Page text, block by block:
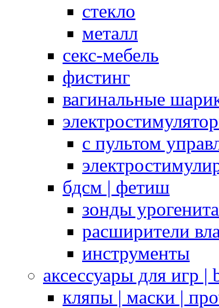
стекло
металл
секс-мебель
фистинг
вагинальные
с пультом
бдсм | фетиш
зонды
расширители
инструменты
аксессуары для игр |
кляпы | маски |